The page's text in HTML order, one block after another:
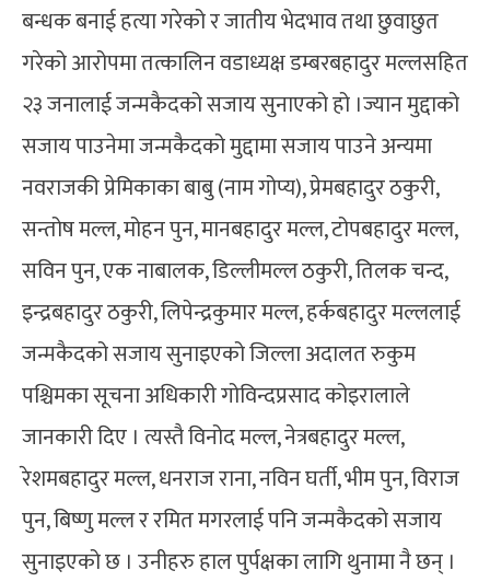
बन्धक बनाई हत्या गरेको र जातीय भेदभाव तथा छुवाछुत
गरेको आरोपमा तत्कालिन वडाध्यक्ष डम्बरबहादुर मल्लसहित
२३ जनालाई जन्मकैदको सजाय सुनाएको हो ।ज्यान मुद्दाको
सजाय पाउनेमा जन्मकैदको मुद्दामा सजाय पाउने अन्यमा
नवराजकी प्रेमिकाका बाबु (नाम गोप्य), प्रेमबहादुर ठकुरी,
सन्तोष मल्ल, मोहन पुन, मानबहादुर मल्ल, टोपबहादुर मल्ल,
सविन पुन, एक नाबालक, डिल्लीमल्ल ठकुरी, तिलक चन्द,
इन्द्रबहादुर ठकुरी, लिपेन्द्रकुमार मल्ल, हर्कबहादुर मल्ललाई
जन्मकैदको सजाय सुनाइएको जिल्ला अदालत रुकुम
पश्चिमका सूचना अधिकारी गोविन्दप्रसाद कोइरालाले
जानकारी दिए । त्यस्तै विनोद मल्ल, नेत्रबहादुर मल्ल,
रेशमबहादुर मल्ल, धनराज राना, नविन घर्ती, भीम पुन, विराज
पुन, बिष्णु मल्ल र रमित मगरलाई पनि जन्मकैदको सजाय
सुनाइएको छ । उनीहरु हाल पुर्पक्षका लागि थुनामा नै छन् ।